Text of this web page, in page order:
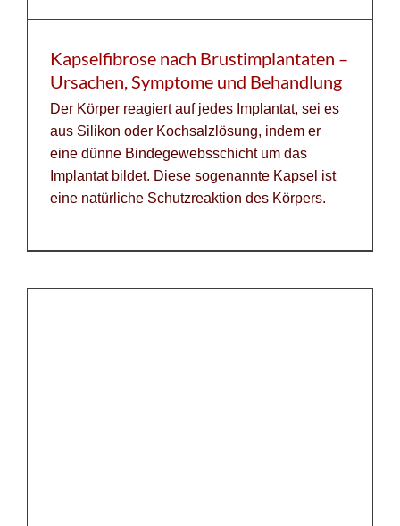
Kapselfibrose nach Brustimplantaten –
Ursachen, Symptome und Behandlung
Der Körper reagiert auf jedes Implantat, sei es
aus Silikon oder Kochsalzlösung, indem er
eine dünne Bindegewebsschicht um das
Implantat bildet. Diese sogenannte Kapsel ist
eine natürliche Schutzreaktion des Körpers.